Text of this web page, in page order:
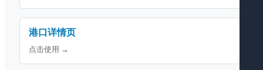
港口详情页
点击使用 →